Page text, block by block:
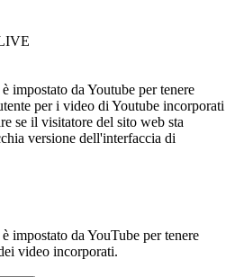
impostato da Youtube per tenere
per i video di Youtube incorporati
se il visitatore del sito web sta
versione dell'interfaccia di
impostato da YouTube per tenere
video incorporati.